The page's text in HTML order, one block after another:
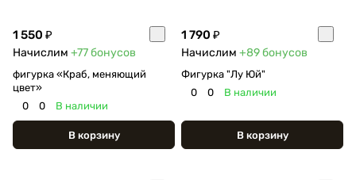
1 550 ₽
Начислим +77бонусов
фигурка «Краб, меняющий
цвет»
0
0 В наличии
В корзину
1 790 ₽
Начислим +89бонусов
Фигурка "Лу Юй"
0
0 В наличии
В корзину